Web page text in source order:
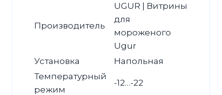
Производитель
UGUR | Витрины
для
мороженого
Ugur
Установка
Напольная
Температурный
режим
-12…-22